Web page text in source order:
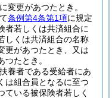
変更があつたとき。
条例第4条第1項に規定
者若しくは共済組合に
しくは共済組合の名称
更があつたとき、又は
たとき。
養者である受給者にあ
は組合員となるに至つ
ている被保険者若しく